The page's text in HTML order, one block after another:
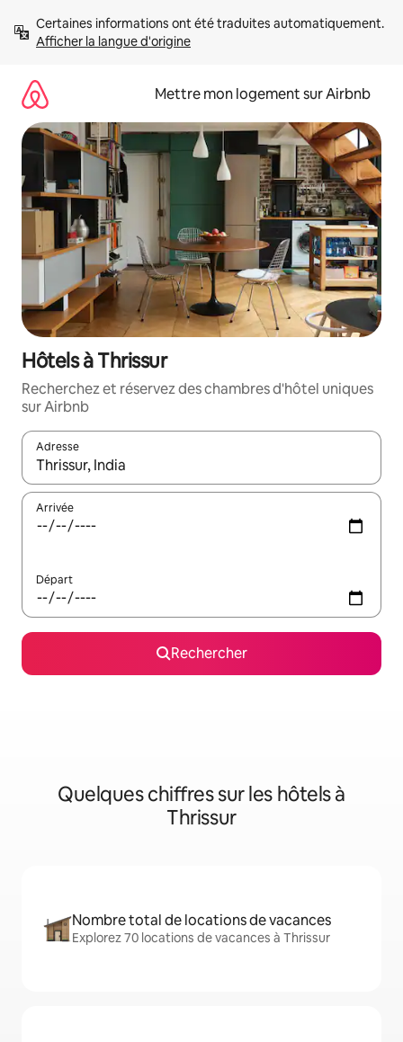
directement
Afficher la langue d'origine
Mettre mon logement sur Airbnb
Hôtels à Thrissur
Recherchez et réservez des chambres d'hôtel uniques
sur Airbnb
Adresse
Lorsque les résultats s'affichent, utilisez les flèches vers le
Arrivée
Départ
Rechercher
Quelques chiffres sur les hôtels à
Thrissur
Nombre total de locations de vacances
Explorez 70 locations de vacances à Thrissur